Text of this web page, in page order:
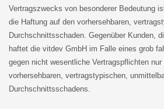
Vertragszwecks von besonderer Bedeutung
die Haftung auf den vorhersehbaren,
Durchschnittsschaden. Gegenüber Kunden,
haftet die vitdev GmbH im Falle eines grob
gegen nicht wesentliche Vertragspflichten nur
vorhersehbaren, vertragstypischen,
Durchschnittsschadens.